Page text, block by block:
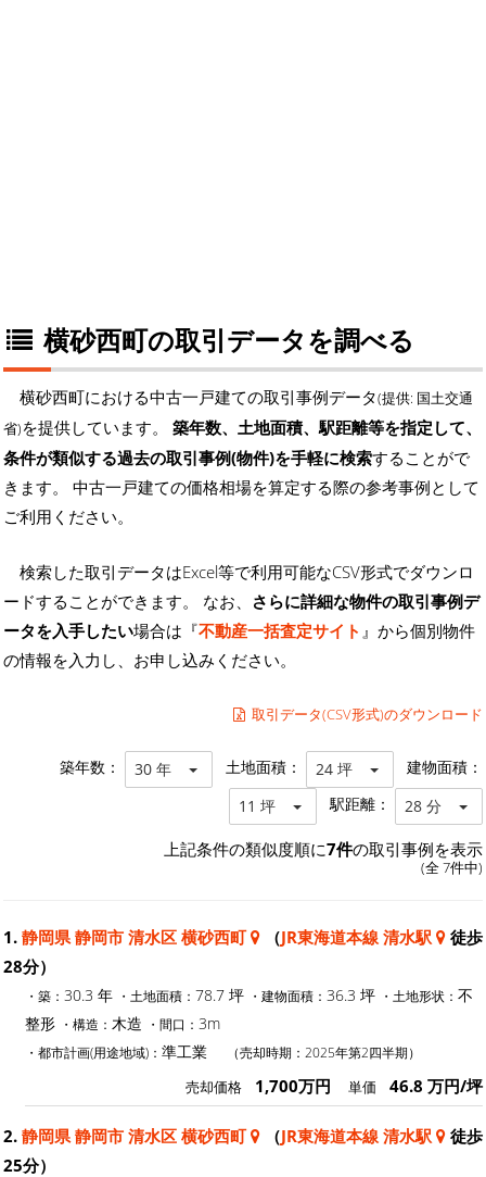
横砂西町の取引データを調べる
横砂西町における中古一戸建ての取引事例データ(提供: 国土交通
省)を提供しています。 築年数、土地面積、駅距離等を指定して、
条件が類似する過去の取引事例(物件)を手軽に検索することがで
きます。 中古一戸建ての価格相場を算定する際の参考事例として
ご利用ください。
検索した取引データはExcel等で利用可能なCSV形式でダウンロ
ードすることができます。 なお、 さらに詳細な物件の取引事例デ
ータを入手したい場合は『不動産一括査定サイト 』から個別物件
の情報を入力し、お申し込みください。
取引データ(CSV形式)のダウンロード
築年数： 30 年 土地面積： 24 坪 建物面積：
11 坪 駅距離： 28 分
上記条件の類似度順に7件の取引事例を表示
(全 7件中)
1. 静岡県 静岡市 清水区 横砂西町 （JR東海道本線 清水駅
徒歩
28分）
・築： 30.3 年 ・土地面積： 78.7 坪 ・建物面積： 36.3 坪 ・土地形状： 不
整形 ・構造： 木造 ・間口： 3m
・都市計画(用途地域)： 準工業 （売却時期：2025年第2四半期）
売却価格 1,700万円 単価 46.8 万円/坪
2. 静岡県 静岡市 清水区 横砂西町 （JR東海道本線 清水駅
徒歩
25分）